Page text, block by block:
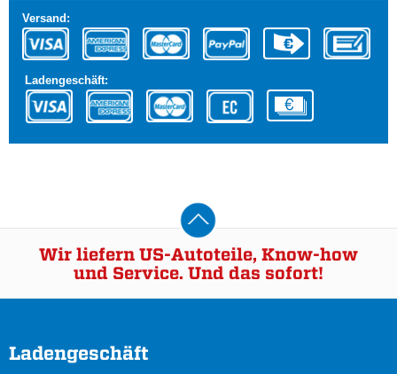
Versand:
Ladengeschäft:
Wir liefern US-Autoteile, Know-how
und Service. Und das sofort!
Ladengeschäft